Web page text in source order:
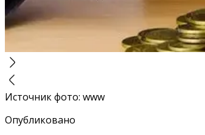
Источник фото: www
Опубликовано